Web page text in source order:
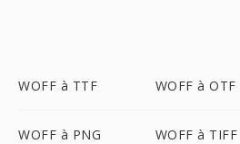
WOFF à TTF WOFF à OTF
WOFF à PNG WOFF à TIFF